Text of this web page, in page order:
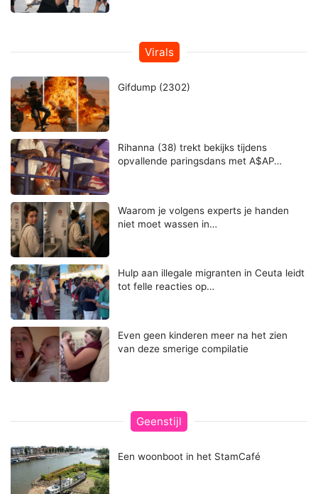
Virals
Gifdump (2302)
Rihanna (38) trekt bekijks tijdens
opvallende paringsdans met A$AP…
Waarom je volgens experts je handen
niet moet wassen in…
Hulp aan illegale migranten in Ceuta leidt
tot felle reacties op…
Even geen kinderen meer na het zien
van deze smerige compilatie
Geenstijl
Een woonboot in het StamCafé